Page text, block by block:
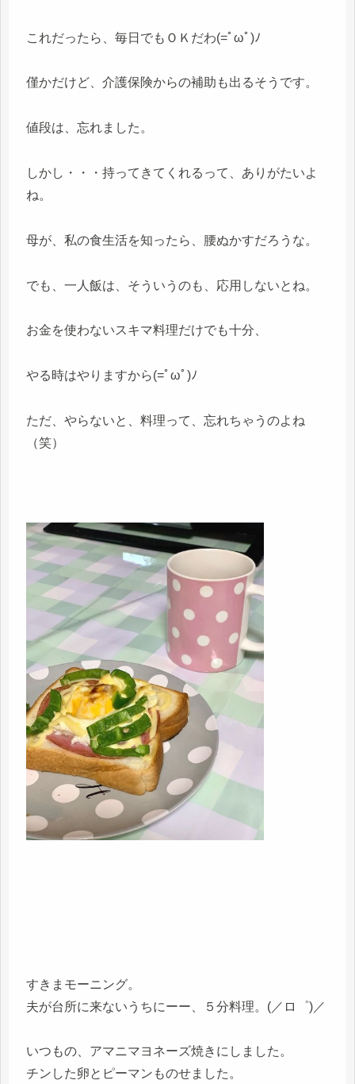
これだったら、毎日でもＯＫだわ(=ﾟωﾟ)ﾉ
僅かだけど、介護保険からの補助も出るそうです。
値段は、忘れました。
しかし・・・持ってきてくれるって、ありがたいよ
ね。
母が、私の食生活を知ったら、腰ぬかすだろうな。
でも、一人飯は、そういうのも、応用しないとね。
お金を使わないスキマ料理だけでも十分、
やる時はやりますから(=ﾟωﾟ)ﾉ
ただ、やらないと、料理って、忘れちゃうのよね
（笑）
すきまモーニング。
夫が台所に来ないうちにーー、５分料理。(／ロ゜)／
いつもの、アマニマヨネーズ焼きにしました。
チンした卵とピーマンものせました。